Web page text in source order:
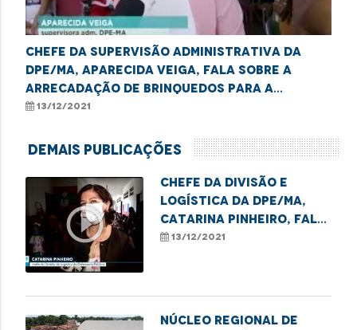
Chefe da Supervisão Administrativa da
DPE/MA, Aparecida Veiga, fala sobre a
arrecadação de brinquedos para a
Campanha Papai Noel dos Correios deste
13/12/2021
Demais Publicações
play_circle_outline
Chefe da Divisão e
Logística da DPE/MA,
Catarina Pinheiro, fala
sobre a participação
dos Correios deste ano
13/12/2021
NÚCLEO REGIONAL DE